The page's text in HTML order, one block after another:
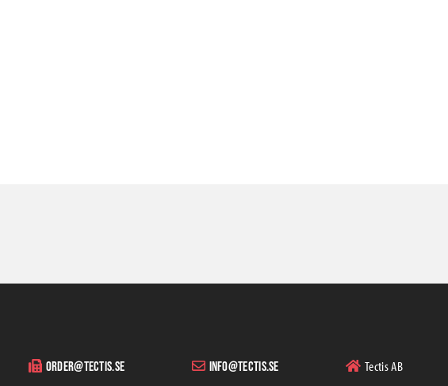
order@tectis.se info@tectis.se Tectis AB